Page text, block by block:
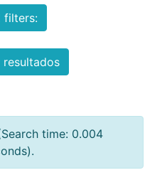
filters:
resultados
time: 0.004